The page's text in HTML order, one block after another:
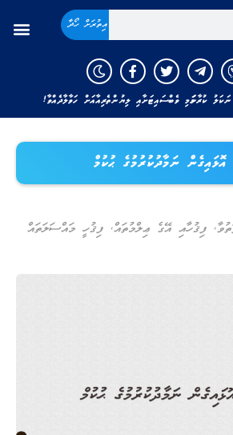
އިތުރަށް ހޯދާ
ކުރާނަމަ މި ވެބްސައިޓަށާއި ލިޔުންތެރިއާއަށް ހަވާލާދެއްވާ!
އޮޅައިގެން ނަމާދުކުރުމުގެ ޙުކުމް
, ފިޤުހާއި އޭގެ ޢިލްމުތައް, ފިޤުހީ މައްސަލަތައް